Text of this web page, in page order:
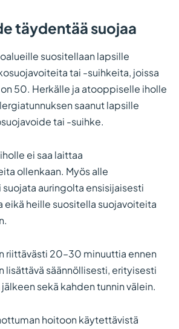
täydentää suojaa
suositellaan lapsille
tai -suihkeita, joissa
on 50. Herkälle ja atooppiselle iholle
saanut lapsille
tai -suihke.
ei saa laittaa
ollenkaan. Myös alle
auringolta ensisijaisesti
eikä heille suositella suojavoiteita
riittävästi 20–30 minuuttia ennen
lisättävä säännöllisesti, erityisesti
sekä kahden tunnin välein.
hoitoon käytettävistä